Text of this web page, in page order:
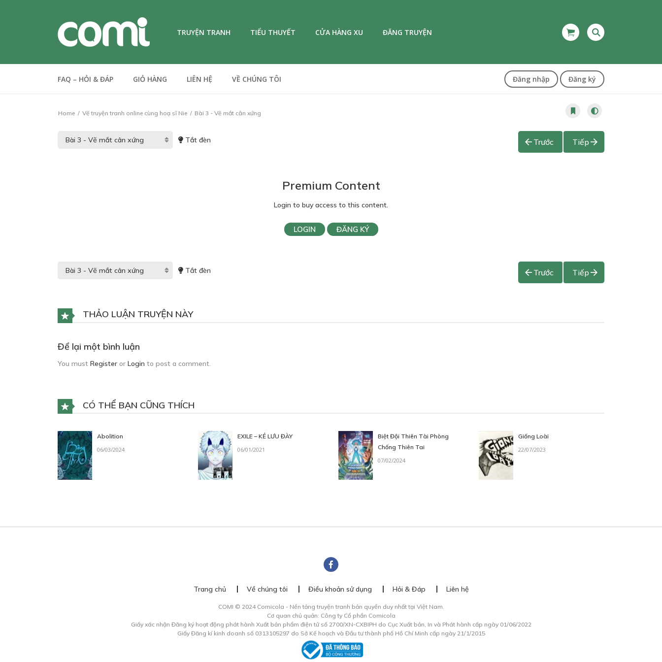
TRUYỆN TRANH TIỂU THUYẾT CỬA HÀNG XU ĐĂNG TRUYỆN
FAQ – HỎI & ĐÁP GIỎ HÀNG LIÊN HỆ VỀ CHÚNG TÔI Đăng nhập Đăng ký
Home Vẽ truyện tranh online cùng hoạ sĩ Nie Bài 3 - Vẽ mắt cân xứng
Tắt đèn Trước Tiếp
Premium Content
Login to buy access to this content.
LOGIN ĐĂNG KÝ
Tắt đèn Trước Tiếp
THẢO LUẬN TRUYỆN NÀY
Để lại một bình luận
You must Register or Login to post a comment.
CÓ THỂ BẠN CŨNG THÍCH
Abolition
06/03/2024
EXILE – KẺ LƯU ĐÀY
06/01/2021
Biệt Đội Thiên Tài Phòng
Chống Thiên Tai
07/02/2024
Giống Loài
22/07/2023
Trang chủ Về chúng tôi Điều khoản sử dụng Hỏi & Đáp Liên hệ
COMI © 2024 Comicola - Nền tảng truyện tranh bản quyền duy nhất tại Việt Nam.
Cơ quan chủ quản: Công ty Cổ phần Comicola
Giấy xác nhận Đăng ký hoạt động phát hành Xuất bản phẩm điện tử số 2700/XN-CXBIPH do Cục Xuất bản, In và Phát hành cấp ngày 01/06/2022
Giấy Đăng kí kinh doanh số 0313105297 do Sở Kế hoạch và Đầu tư thành phố Hồ Chí Minh cấp ngày 21/1/2015